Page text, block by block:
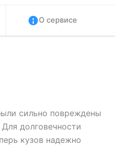
О сервисе
сильно повреждены
долговечности
кузов надежно